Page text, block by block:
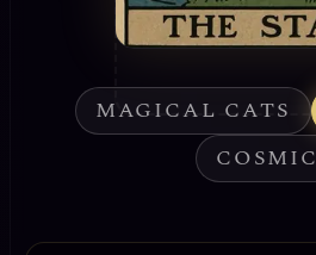
MAGICAL CATS
COSMIC